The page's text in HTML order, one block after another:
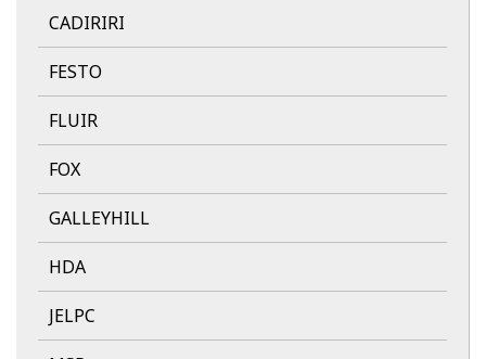
CADIRIRI
FESTO
FLUIR
FOX
GALLEYHILL
HDA
JELPC